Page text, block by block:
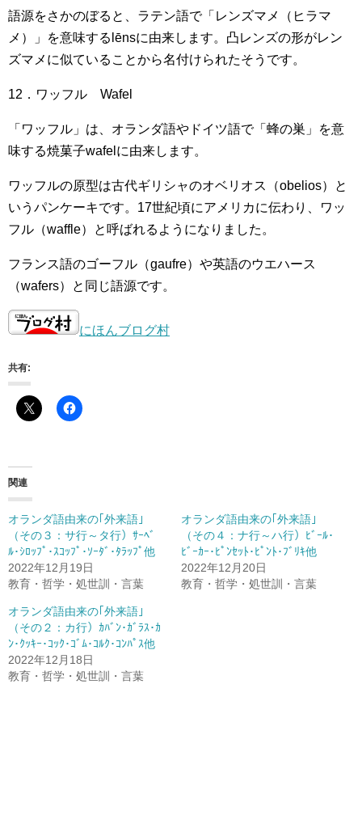
語源をさかのぼると、ラテン語で「レンズマメ（ヒラマ
メ）」を意味するlēnsに由来します。凸レンズの形がレン
ズマメに似ていることから名付けられたそうです。
12．ワッフル Wafel
「ワッフル」は、オランダ語やドイツ語で「蜂の巣」を意
味する焼菓子wafelに由来します。
ワッフルの原型は古代ギリシャのオベリオス（obelios）と
いうパンケーキです。17世紀頃にアメリカに伝わり、ワッ
フル（waffle）と呼ばれるようになりました。
フランス語のゴーフル（gaufre）や英語のウエハース
（wafers）と同じ語源です。
にほんブログ村
共有:
関連
オランダ語由来の｢外来語｣
（その３：サ行～タ行）ｻｰﾍﾞ
ﾙ･ｼﾛｯﾌﾟ･ｽｺｯﾌﾟ･ｿｰﾀﾞ･ﾀﾗｯﾌﾟ他
2022年12月19日
教育・哲学・処世訓・言葉
オランダ語由来の｢外来語｣
（その４：ナ行～ハ行）ﾋﾞｰﾙ･
ﾋﾞｰｶｰ･ﾋﾟﾝｾｯﾄ･ﾋﾟﾝﾄ･ﾌﾞﾘｷ他
2022年12月20日
教育・哲学・処世訓・言葉
オランダ語由来の｢外来語｣
（その２：カ行）ｶﾊﾞﾝ･ｶﾞﾗｽ･ｶ
ﾝ･ｸｯｷｰ･ｺｯｸ･ｺﾞﾑ･ｺﾙｸ･ｺﾝﾊﾟｽ他
2022年12月18日
教育・哲学・処世訓・言葉